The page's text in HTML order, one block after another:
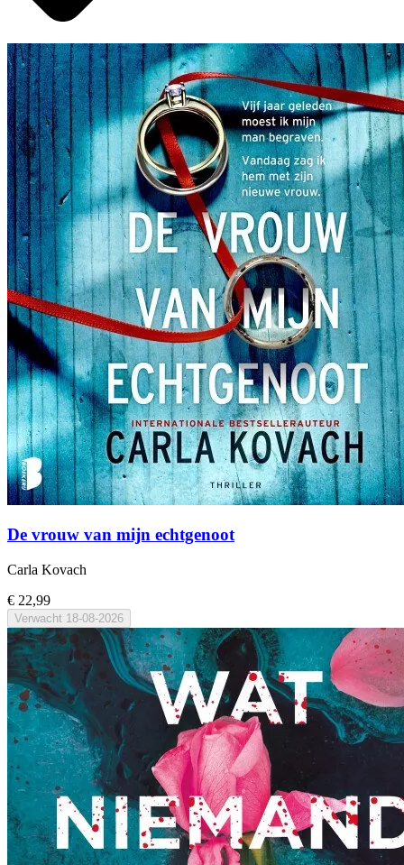
De vrouw van mijn echtgenoot
Carla Kovach
€ 22,99
Verwacht 18-08-2026